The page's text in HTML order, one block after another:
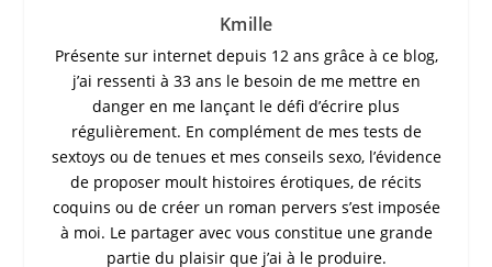
Kmille
Présente sur internet depuis 12 ans grâce à ce blog,
j’ai ressenti à 33 ans le besoin de me mettre en
danger en me lançant le défi d’écrire plus
régulièrement. En complément de mes tests de
sextoys ou de tenues et mes conseils sexo, l’évidence
de proposer moult histoires érotiques, de récits
coquins ou de créer un roman pervers s’est imposée
à moi. Le partager avec vous constitue une grande
partie du plaisir que j’ai à le produire.